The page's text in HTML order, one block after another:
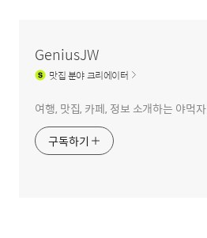
GeniusJW
맛집분야 크리에이터
여행, 맛집, 카페, 정보 소개하는 야먹자
구독하기